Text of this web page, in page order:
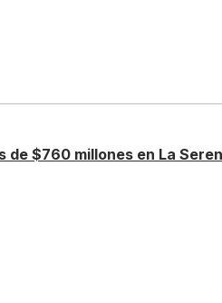
de $760 millones en La